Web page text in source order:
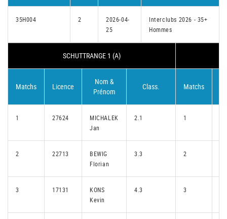
35H004 2
2026-04-
25
Interclubs 2026 - 35+
Hommes
SCHUTTRANGE 1 (A)
Matchs Licence
Nom &
Prénom
Class. Matchs
1 27624
MICHALEK
Jan
2.1 1
2 22713
BEWIG
Florian
3.3 2
3 17131
KONS
Kevin
4.3 3